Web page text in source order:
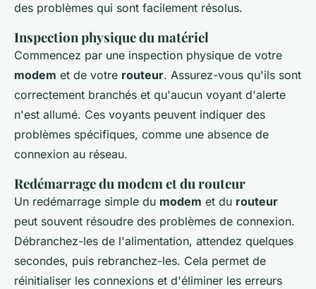
des problèmes qui sont facilement résolus.
Inspection physique du matériel
Commencez par une inspection physique de votre
modem et de votre routeur. Assurez-vous qu'ils sont
correctement branchés et qu'aucun voyant d'alerte
n'est allumé. Ces voyants peuvent indiquer des
problèmes spécifiques, comme une absence de
connexion au réseau.
Redémarrage du modem et du routeur
Un redémarrage simple du modem et du routeur
peut souvent résoudre des problèmes de connexion.
Débranchez-les de l'alimentation, attendez quelques
secondes, puis rebranchez-les. Cela permet de
réinitialiser les connexions et d'éliminer les erreurs